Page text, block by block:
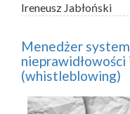
Ireneusz Jabłoński
Menedżer
(whistleblowing)